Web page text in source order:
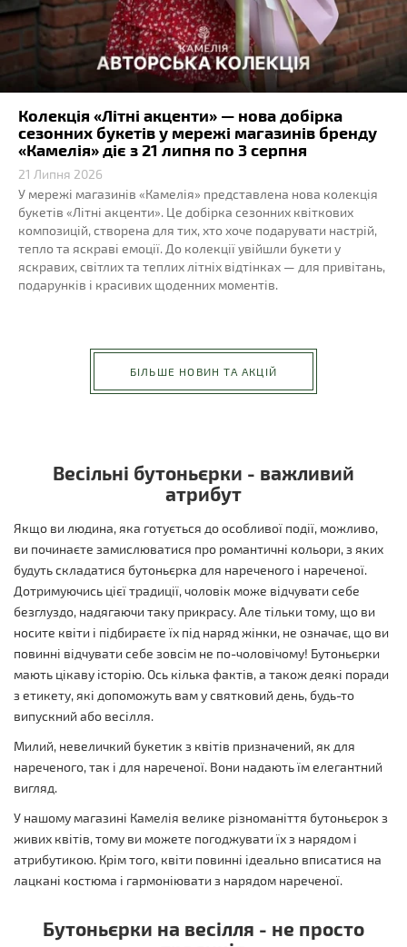
Колекція «Літні акценти» — нова добірка
сезонних букетів у мережі магазинів бренду
«Камелія» діє з 21 липня по 3 серпня
21 Липня 2026
У мережі магазинів «Камелія» представлена нова колекція
букетів «Літні акценти». Це добірка сезонних квіткових
композицій, створена для тих, хто хоче подарувати настрій,
тепло та яскраві емоції. До колекції увійшли букети у
яскравих, світлих та теплих літніх відтінках — для привітань,
подарунків і красивих щоденних моментів.
БІЛЬШЕ НОВИН ТА АКЦІЙ
Весільні бутоньєрки - важливий
атрибут
Якщо ви людина, яка готується до особливої ​​події, можливо,
ви починаєте замислюватися про романтичні кольори, з яких
будуть складатися бутоньєрка для нареченого і нареченої.
Дотримуючись цієї традиції, чоловік може відчувати себе
безглуздо, надягаючи таку прикрасу. Але тільки тому, що ви
носите квіти і підбираєте їх під наряд жінки, не означає, що ви
повинні відчувати себе зовсім не по-чоловічому! Бутоньєрки
мають цікаву історію. Ось кілька фактів, а також деякі поради
з етикету, які допоможуть вам у святковий день, будь-то
випускний або весілля.
Милий, невеличкий букетик з квітів призначений, як для
нареченого, так і для нареченої. Вони надають їм елегантний
вигляд.
У нашому магазині Камелія велике різноманіття бутоньєрок з
живих квітів, тому ви можете погоджувати їх з нарядом і
атрибутикою. Крім того, квіти повинні ідеально вписатися на
лацкані костюма і гармоніювати з нарядом нареченої.
Бутоньєрки на весілля - не просто